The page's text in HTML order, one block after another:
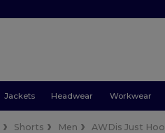
Jackets Headwear Workwear
Shorts Men AWDis Just